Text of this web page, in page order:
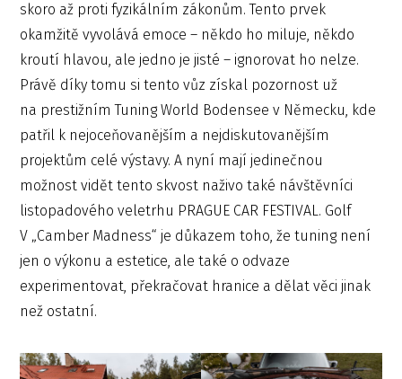
skoro až proti fyzikálním zákonům. Tento prvek
okamžitě vyvolává emoce – někdo ho miluje, někdo
kroutí hlavou, ale jedno je jisté – ignorovat ho nelze.
Právě díky tomu si tento vůz získal pozornost už
na prestižním Tuning World Bodensee v Německu, kde
patřil k nejoceňovanějším a nejdiskutovanějším
projektům celé výstavy. A nyní mají jedinečnou
možnost vidět tento skvost naživo také návštěvníci
listopadového veletrhu PRAGUE CAR FESTIVAL. Golf
V „Camber Madness“ je důkazem toho, že tuning není
jen o výkonu a estetice, ale také o odvaze
experimentovat, překračovat hranice a dělat věci jinak
než ostatní.